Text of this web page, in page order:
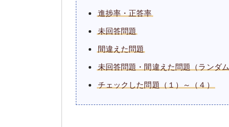
進捗率・正答率
未回答問題
間違えた問題
未回答問題・間違えた問題（ランダム
チェックした問題（１）～（４）